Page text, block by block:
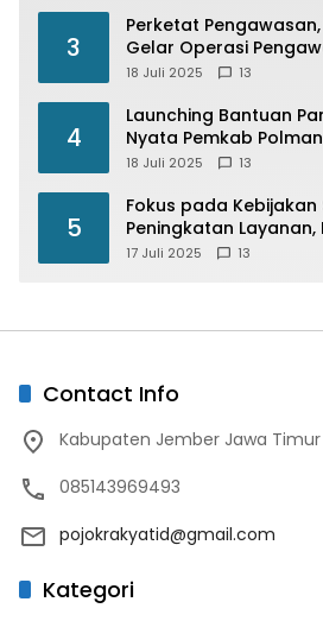
3
Perketat
Gelar Operasi
“Wirawaspada”
18 Juli 2025 13
4
Launching Bantuan
Nyata Pemkab
Beras
18 Juli 2025 13
5
Fokus pada
Peningkatan
Paspor Desain Merah
17 Juli 2025 13
Contact Info
Kabupaten Jember Jawa Timur
085143969493
pojokrakyatid@gmail.com
Kategori